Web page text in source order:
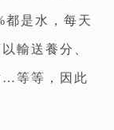
都是水，每天
輸送養分、
…等等，因此